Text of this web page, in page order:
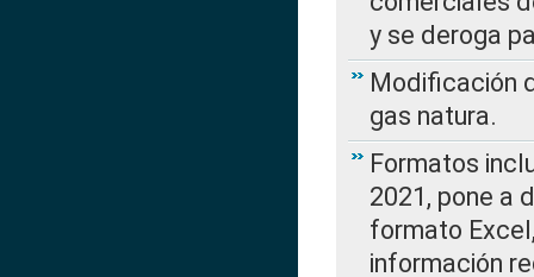
y se deroga
Modificación
gas natura.
Formatos
2021, pone a
formato
información